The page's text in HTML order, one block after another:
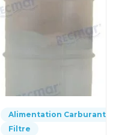
Alimentation Carburant
Filtre